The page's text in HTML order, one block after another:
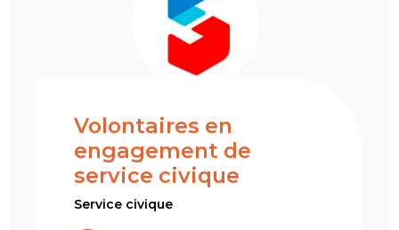
Volontaires en
engagement de
service civique
Service civique